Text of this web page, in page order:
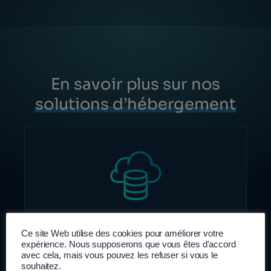
En savoir plus sur nos
solutions d’hébergement
Infogérance
Ce site Web utilise des cookies pour améliorer votre
expérience. Nous supposerons que vous êtes d'accord
avec cela, mais vous pouvez les refuser si vous le
souhaitez.